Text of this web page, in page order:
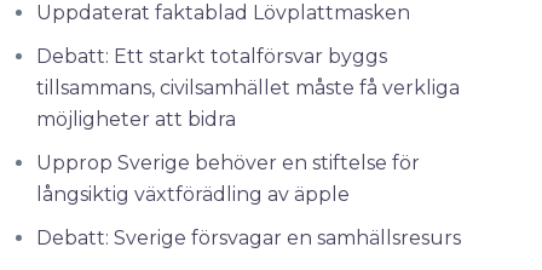
Uppdaterat faktablad Lövplattmasken
Debatt: Ett starkt totalförsvar byggs
tillsammans, civilsamhället måste få verkliga
möjligheter att bidra
Upprop Sverige behöver en stiftelse för
långsiktig växtförädling av äpple
Debatt: Sverige försvagar en samhällsresurs